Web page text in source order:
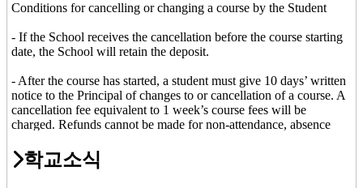
Conditions for cancelling or changing a course by the Student
- If the School receives the cancellation before the course starting
date, the School will retain the deposit.
- After the course has started, a student must give 10 days’ written
notice to the Principal of changes to or cancellation of a course. A
cancellation fee equivalent to 1 week’s course fees will be
charged. Refunds cannot be made for non-attendance, absence
- If a student wishes to be absent from the course for 1 or 2 weeks
학교소식